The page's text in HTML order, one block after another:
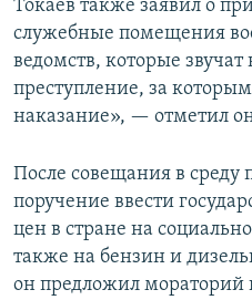
Токаев также заявил о
служебные помещения
ведомств, которые
преступление, за
наказание», — отметил
После совещания в среду
поручение ввести
цен в стране на
также на бензин и
он предложил